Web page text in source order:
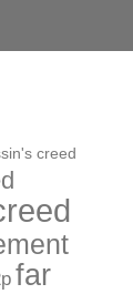
creed
far